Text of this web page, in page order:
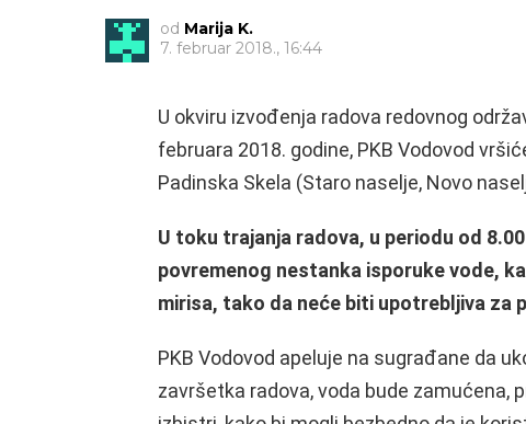
od Marija K.
7. februar 2018., 16:44
U okviru izvođenja radova redovnog
februara 2018. godine, PKB Vodovod
Padinska Skela (Staro naselje, Novo
U toku trajanja radova, u periodu od
povremenog nestanka isporuke vode,
mirisa, tako da neće biti upotrebljiva za
PKB Vodovod apeluje na sugrađane da
završetka radova, voda bude zamućena,